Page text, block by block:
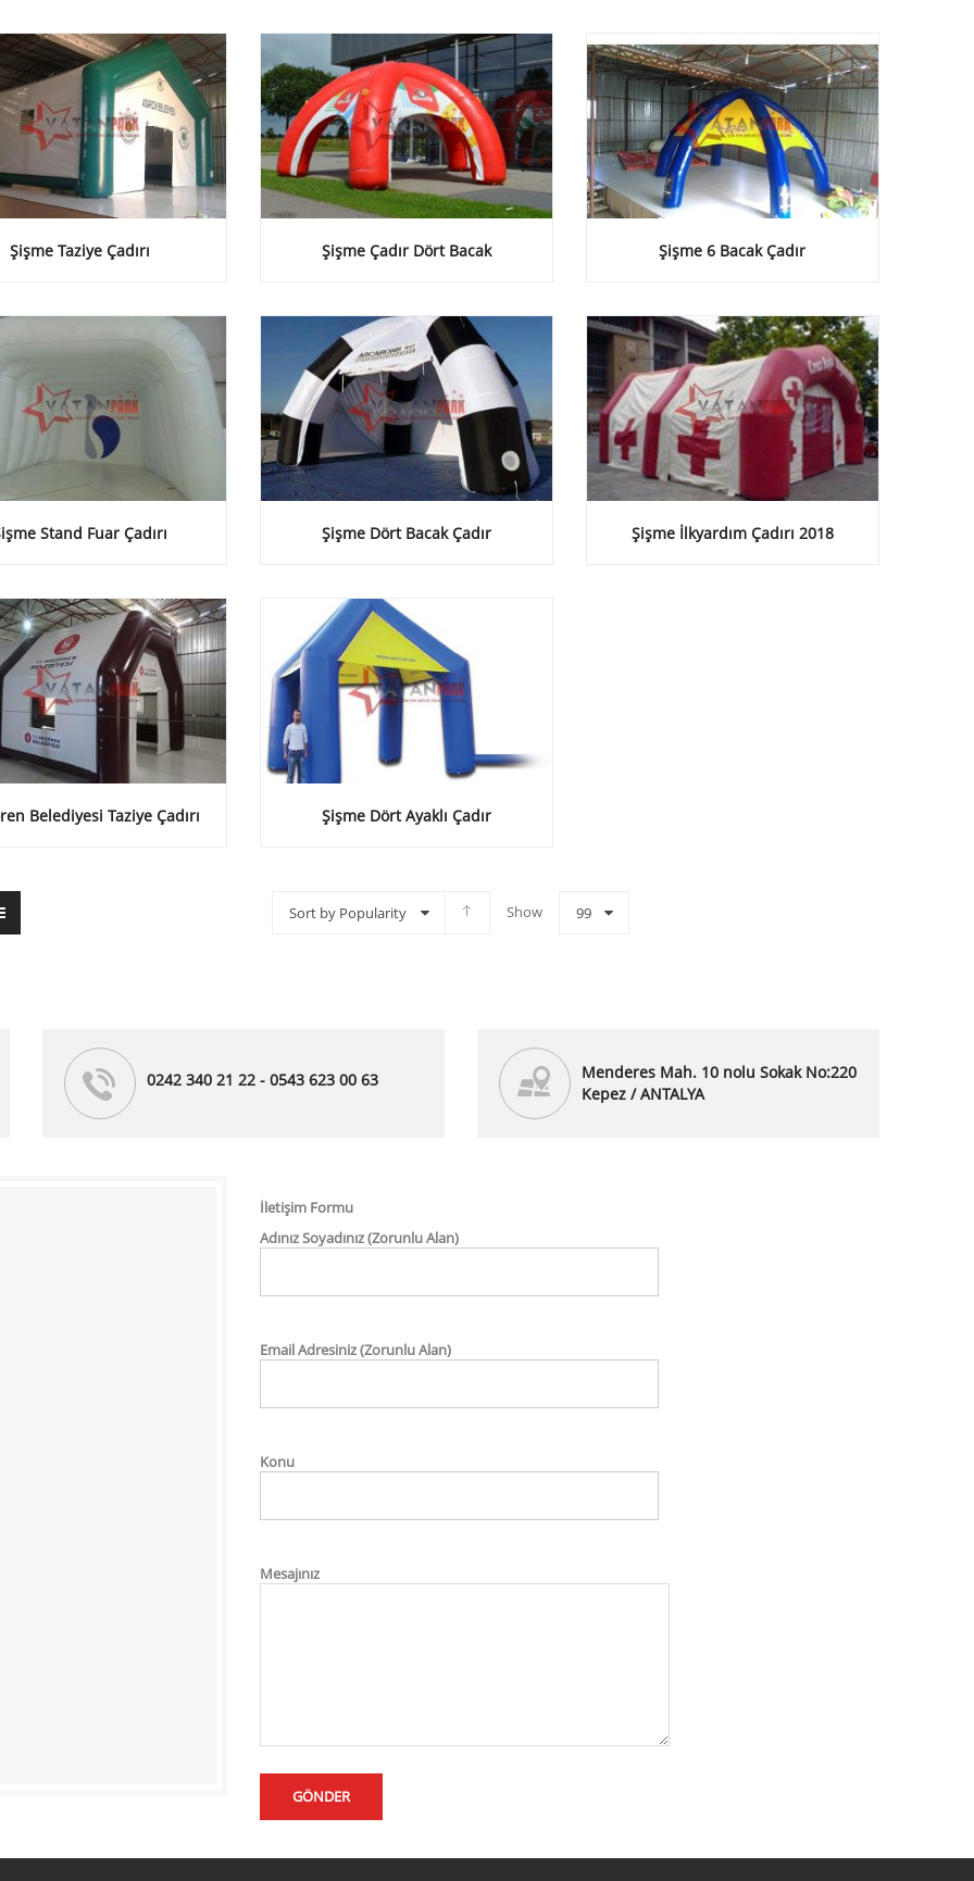
Şişme Taziye Çadırı Şişme Çadır Dört Bacak Şişme 6 Bacak Çadır
Stand Fuar Çadırı Şişme Dört Bacak Çadır Şişme İlkyardım Çadırı 2018
Belediyesi Taziye Çadırı Şişme Dört Ayaklı Çadır
Sort by Popularity Show 99
0242 340 21 22 - 0543 623 00 63
Menderes Mah. 10 nolu Sokak No:220
Kepez / ANTALYA
İletişim Formu
Adınız Soyadınız (Zorunlu Alan)
Email Adresiniz (Zorunlu Alan)
Konu
Mesajınız